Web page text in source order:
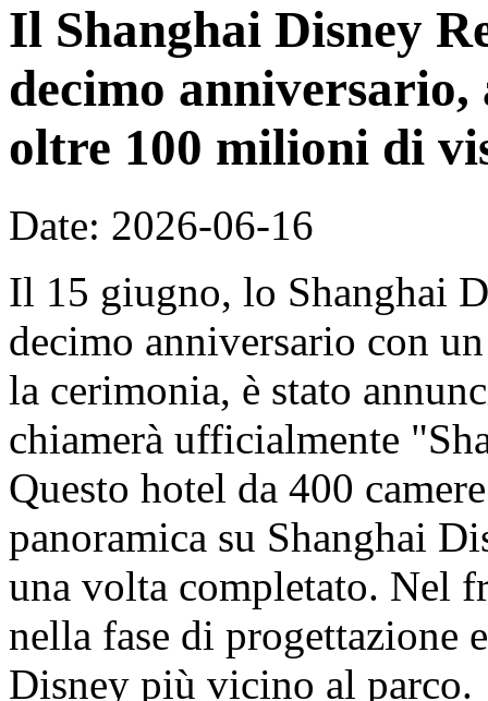
Il Shanghai Disney
decimo
oltre 100 milioni di
Date: 2026-06-16
Il 15 giugno, lo Shanghai
decimo anniversario con
la cerimonia, è stato
chiamerà ufficialmente
Questo hotel da 400
panoramica su Shanghai
una volta completato. Nel
nella fase di progettazione
Disney più vicino al parco.